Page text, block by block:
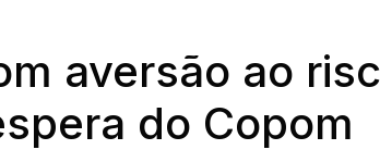
aversão ao
do Copom